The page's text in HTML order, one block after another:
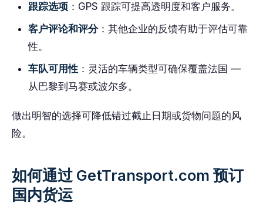
跟踪选项 ：GPS 跟踪可提高透明度和客户服务。
客户评论和评分 ：其他企业的反馈有助于评估可靠
性。
车队可用性 ：灵活的车辆类型可确保覆盖法国 —
从巴黎到马赛或波尔多。
做出明智的选择可降低错过截止日期或货物问题的风
险。
如何通过 GetTransport.com 预订
国内货运